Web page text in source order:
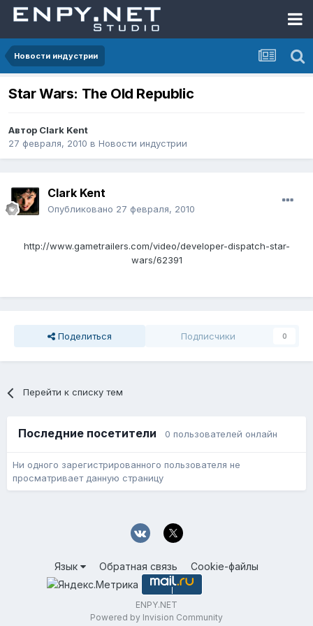
Новости индустрии
Star Wars: The Old Republic
Автор Clark Kent
27 февраля, 2010 в Новости индустрии
Clark Kent
Опубликовано 27 февраля, 2010
http://www.gametrailers.com/video/developer-dispatch-star-
wars/62391
Поделиться Подписчики 0
Перейти к списку тем
Последние посетители 0 пользователей онлайн
Ни одного зарегистрированного пользователя не
просматривает данную страницу
Язык Обратная связь Cookie-файлы
ENPY.NET
Powered by Invision Community